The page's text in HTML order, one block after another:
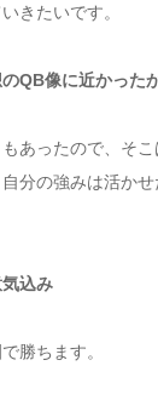
きたいです。
QB像に近かった
あったので、そ
分の強みは活か
込み
勝ちます。